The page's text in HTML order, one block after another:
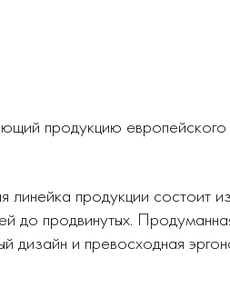
продукцию
продукции состоит
до продвинутых.
дизайн и превосходная